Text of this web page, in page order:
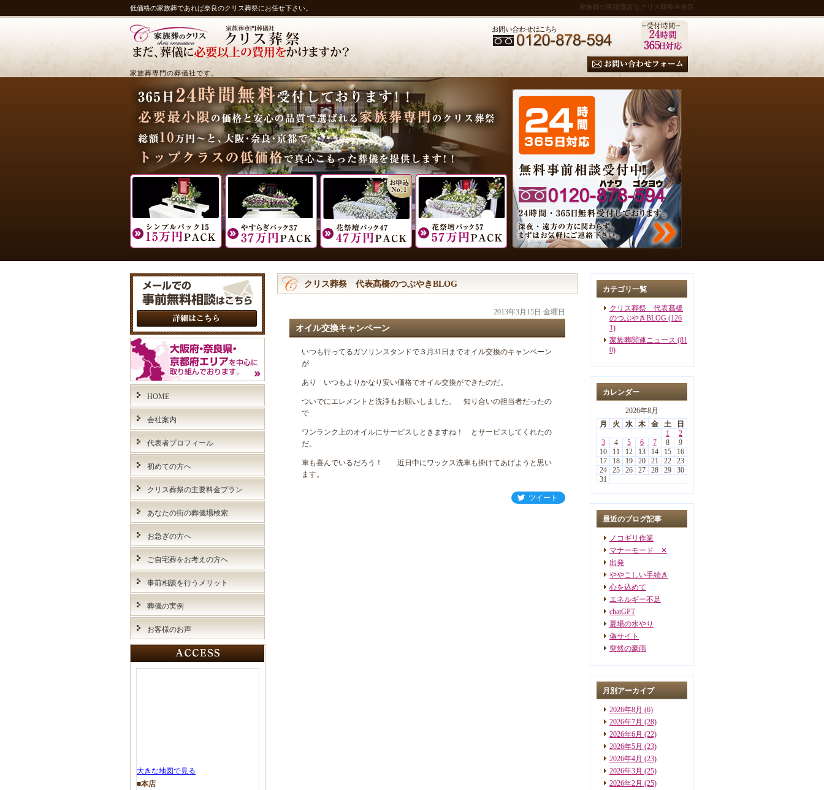
低価格の家族葬であれば奈良のクリス葬祭にお任せ下さい。 家族葬の実績豊富なクリス葬祭＠奈良
家族葬専門の葬儀社です。
クリス葬祭 代表髙橋のつぶやきBLOG
2013年3月15日 金曜日
オイル交換キャンペーン
いつも行ってるガソリンスタンドで３月31日までオイル交換のキャンペーン
が
あり いつもよりかなり安い価格でオイル交換ができたのだ。
ついでにエレメントと洗浄もお願いしました。 知り合いの担当者だったの
で
ワンランク上のオイルにサービスしときますね！ とサービスしてくれたの
だ。
車も喜んでいるだろう！ 近日中にワックス洗車も掛けてあげようと思い
ます。
ツイート
カテゴリ一覧
クリス葬祭 代表髙橋
のつぶやきBLOG (126
1)
家族葬関連ニュース (81
0)
カレンダー
2026年8月
月
火 水 木 金 土
日
1
2
3
4 5 6 7 8
9
10
11 12 13 14 15
16
17
18 19 20 21 22
23
24
25 26 27 28 29
30
31
最近のブログ記事
ノコギリ作業
マナーモード ✕
出発
ややこしい手続き
心を込めて
エネルギー不足
chatGPT
夏場の水やり
偽サイト
突然の豪雨
月別アーカイブ
2026年8月 (6)
2026年7月 (28)
2026年6月 (22)
2026年5月 (23)
2026年4月 (23)
2026年3月 (25)
2026年2月 (25)
HOME
会社案内
代表者プロフィール
初めての方へ
クリス葬祭の主要料金プラン
あなたの街の葬儀場検索
お急ぎの方へ
ご自宅葬をお考えの方へ
事前相談を行うメリット
葬儀の実例
お客様のお声
大きな地図で見る
■本店